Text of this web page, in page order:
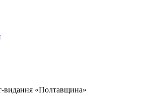
видання «Полтавщина»